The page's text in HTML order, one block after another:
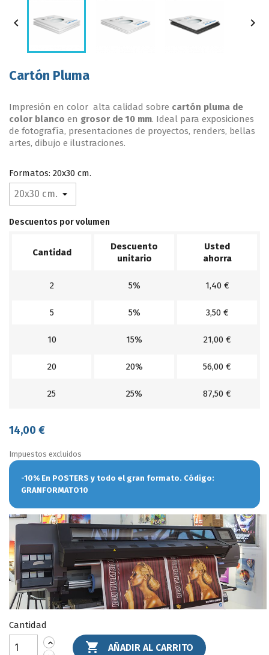
 
Cartón Pluma
Impresión en color alta calidad sobre cartón pluma de
color blanco en grosor de 10 mm. Ideal para exposiciones
de fotografía, presentaciones de proyectos, renders, bellas
artes, dibujo e ilustraciones.
Formatos: 20x30 cm.
Descuentos por volumen
Cantidad
Descuento
unitario
Usted
ahorra
2 5% 1,40 €
5 5% 3,50 €
10 15% 21,00 €
20 20% 56,00 €
25 25% 87,50 €
14,00 €
Impuestos excluidos
-10% En POSTERS y todo el gran formato. Código:
GRANFORMATO10
Cantidad
 AÑADIR AL CARRITO